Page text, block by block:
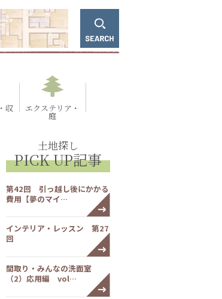
収 エクステリア・
庭
土地探し
PICK UP記事
第42回 引っ越し後にかかる
費用【夢のマイ…
インテリア・レッスン 第27
回
間取り・みんなの洗面室
（2）応用編 vol…